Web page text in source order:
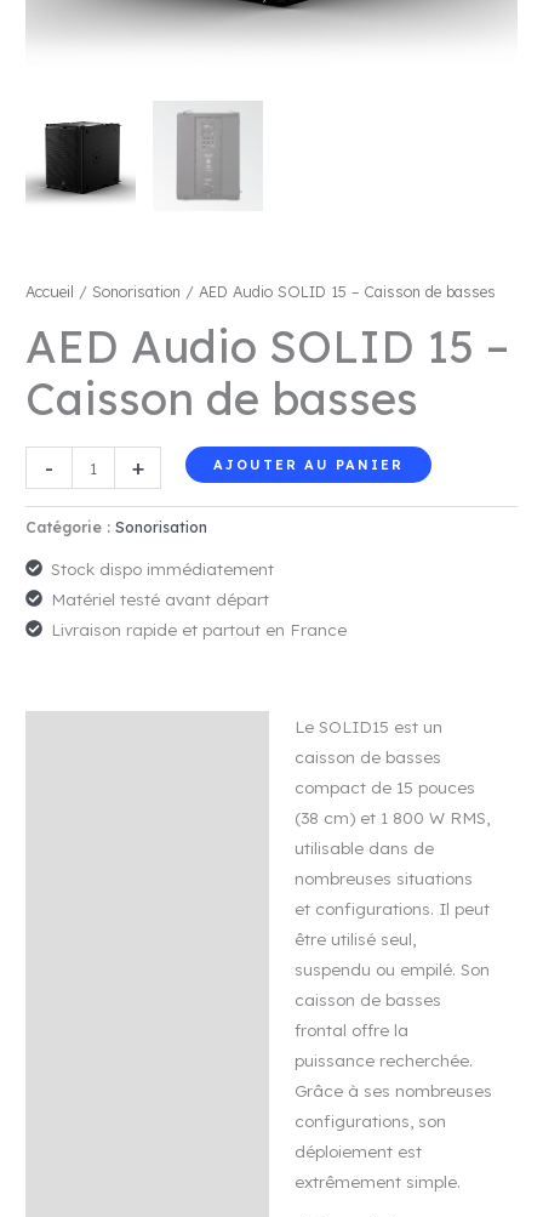
Accueil / Sonorisation / AED Audio SOLID 15 – Caisson de basses
AED Audio SOLID 15 –
Caisson de basses
-
quantité
de
AED
SOLID
15
–
+ AJOUTER AU PANIER
Catégorie :Sonorisation
Stock dispo immédiatement
Matériel testé avant départ
Livraison rapide et partout en France
Le SOLID15 est un
caisson de basses
compact de 15 pouces
(38 cm) et 1 800 W RMS,
utilisable dans de
nombreuses situations
et configurations. Il peut
être utilisé seul,
suspendu ou empilé. Son
caisson de basses
frontal offre la
puissance recherchée.
Grâce à ses nombreuses
configurations, son
déploiement est
extrêmement simple.